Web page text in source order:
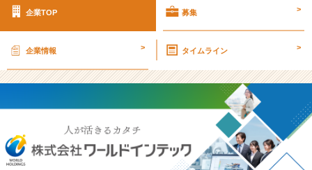
テ
の
人
企業TOP 募集 >
企業情報 > タイムライン >